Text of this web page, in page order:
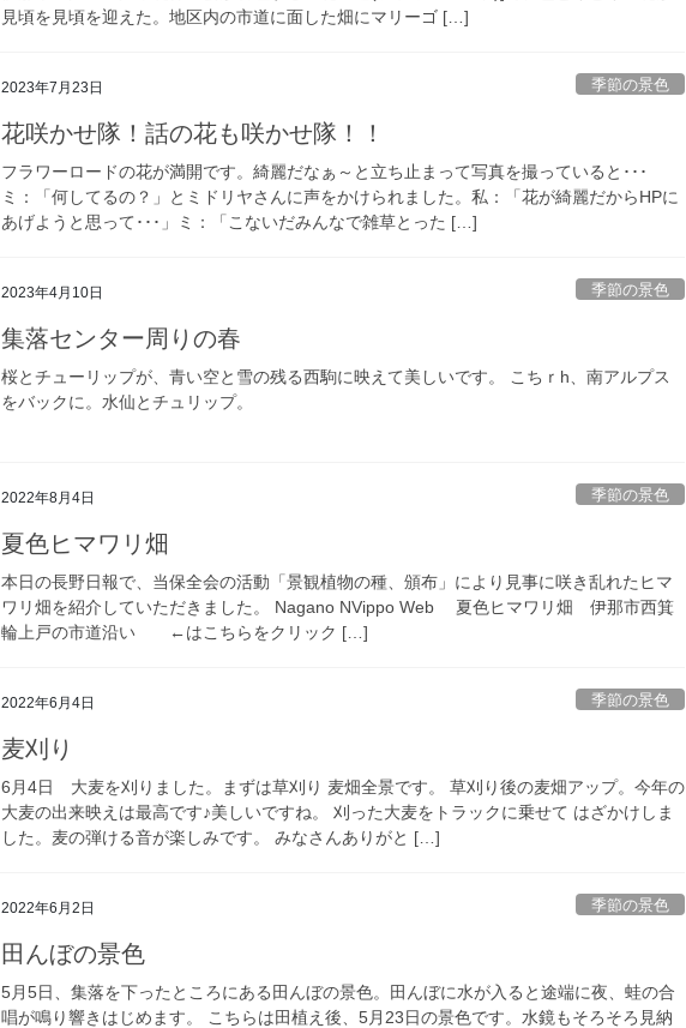
見頃を見頃を迎えた。地区内の市道に面した畑にマリーゴ […]
2023年7月23日 季節の景色
花咲かせ隊！話の花も咲かせ隊！！
フラワーロードの花が満開です。綺麗だなぁ～と立ち止まって写真を撮っていると･･･
ミ：「何してるの？」とミドリヤさんに声をかけられました。私：「花が綺麗だからHPに
あげようと思って･･･」ミ：「こないだみんなで雑草とった […]
2023年4月10日 季節の景色
集落センター周りの春
桜とチューリップが、青い空と雪の残る西駒に映えて美しいです。 こちｒh、南アルプス
をバックに。水仙とチュリップ。
2022年8月4日 季節の景色
夏色ヒマワリ畑
本日の長野日報で、当保全会の活動「景観植物の種、頒布」により見事に咲き乱れたヒマ
ワリ畑を紹介していただきました。 Nagano NVippo Web 夏色ヒマワリ畑 伊那市西箕
輪上戸の市道沿い ←はこちらをクリック […]
2022年6月4日 季節の景色
麦刈り
6月4日 大麦を刈りました。まずは草刈り 麦畑全景です。 草刈り後の麦畑アップ。今年の
大麦の出来映えは最高です♪美しいですね。 刈った大麦をトラックに乗せて はざかけしま
した。麦の弾ける音が楽しみです。 みなさんありがと […]
2022年6月2日 季節の景色
田んぼの景色
5月5日、集落を下ったところにある田んぼの景色。田んぼに水が入ると途端に夜、蛙の合
唱が鳴り響きはじめます。 こちらは田植え後、5月23日の景色です。水鏡もそろそろ見納